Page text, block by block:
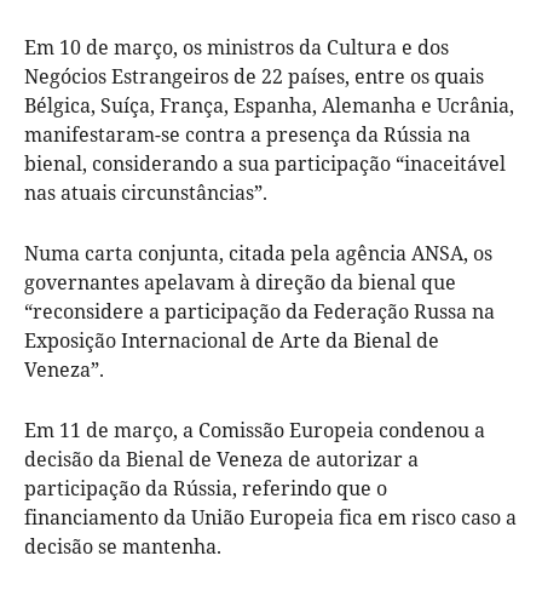
Em 10 de março, os ministros da Cultura e dos
Negócios Estrangeiros de 22 países, entre os quais
Bélgica, Suíça, França, Espanha, Alemanha e Ucrânia,
manifestaram-se contra a presença da Rússia na
bienal, considerando a sua participação “inaceitável
nas atuais circunstâncias”.
Numa carta conjunta, citada pela agência ANSA, os
governantes apelavam à direção da bienal que
“reconsidere a participação da Federação Russa na
Exposição Internacional de Arte da Bienal de
Veneza”.
Em 11 de março, a Comissão Europeia condenou a
decisão da Bienal de Veneza de autorizar a
participação da Rússia, referindo que o
financiamento da União Europeia fica em risco caso a
decisão se mantenha.